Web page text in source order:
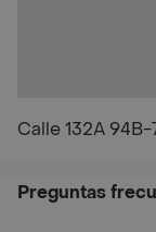
Calle 132A
Preguntas